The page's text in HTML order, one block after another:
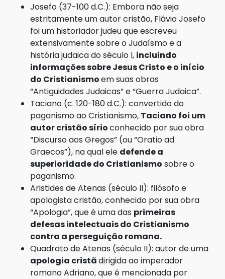
Josefo (37-100 d.C.): Embora não seja
estritamente um autor cristão, Flávio Josefo
foi um historiador judeu que escreveu
extensivamente sobre o Judaísmo e a
história judaica do século I, incluindo
informações sobre Jesus Cristo e o início
do Cristianismoem suas obras
“Antiguidades Judaicas” e “Guerra Judaica”.
Taciano (c. 120-180 d.C.): convertido do
paganismo ao Cristianismo, Taciano foi um
autor cristão sírioconhecido por sua obra
“Discurso aos Gregos” (ou “Oratio ad
Graecos”), na qual ele defende a
superioridade do Cristianismo sobre o
paganismo.
Aristides de Atenas (século II): filósofo e
apologista cristão, conhecido por sua obra
“Apologia”, que é uma das primeiras
defesas intelectuais do Cristianismo
contra a perseguição romana.
Quadrato de Atenas (século II): autor de uma
apologia cristãdirigida ao imperador
romano Adriano, que é mencionada por